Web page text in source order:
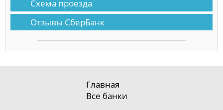
Схема проезда
Отзывы СберБанк
Главная
Все банки